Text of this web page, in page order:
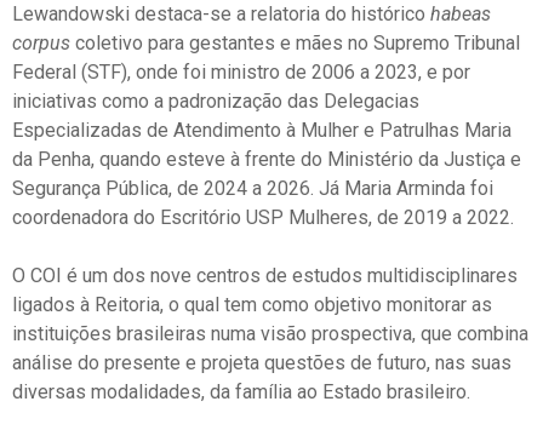
Lewandowski destaca-se a relatoria do histórico habeas
corpus coletivo para gestantes e mães no Supremo Tribunal
Federal (STF), onde foi ministro de 2006 a 2023, e por
iniciativas como a padronização das Delegacias
Especializadas de Atendimento à Mulher e Patrulhas Maria
da Penha, quando esteve à frente do Ministério da Justiça e
Segurança Pública, de 2024 a 2026. Já Maria Arminda foi
coordenadora do Escritório USP Mulheres, de 2019 a 2022.
O COI é um dos nove centros de estudos multidisciplinares
ligados à Reitoria, o qual tem como objetivo monitorar as
instituições brasileiras numa visão prospectiva, que combina
análise do presente e projeta questões de futuro, nas suas
diversas modalidades, da família ao Estado brasileiro.